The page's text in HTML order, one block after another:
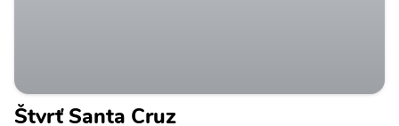
Štvrť Santa Cruz